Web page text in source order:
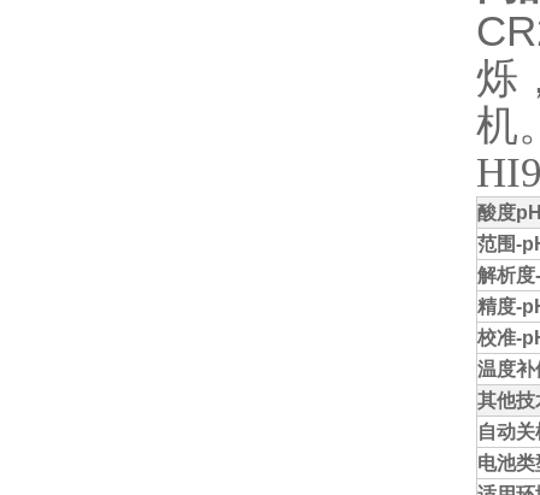
烁
机
酸度
范围-
解析度
精度-
校准-
温度
其他技
自动关
电池类